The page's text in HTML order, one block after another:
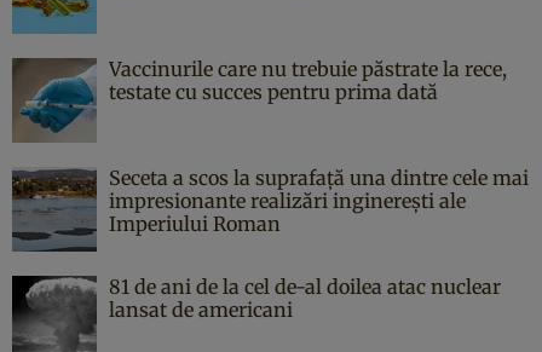
Vaccinurile care nu trebuie păstrate la rece,
testate cu succes pentru prima dată
Seceta a scos la suprafață una dintre cele mai
impresionante realizări inginerești ale
Imperiului Roman
81 de ani de la cel de-al doilea atac nuclear
lansat de americani